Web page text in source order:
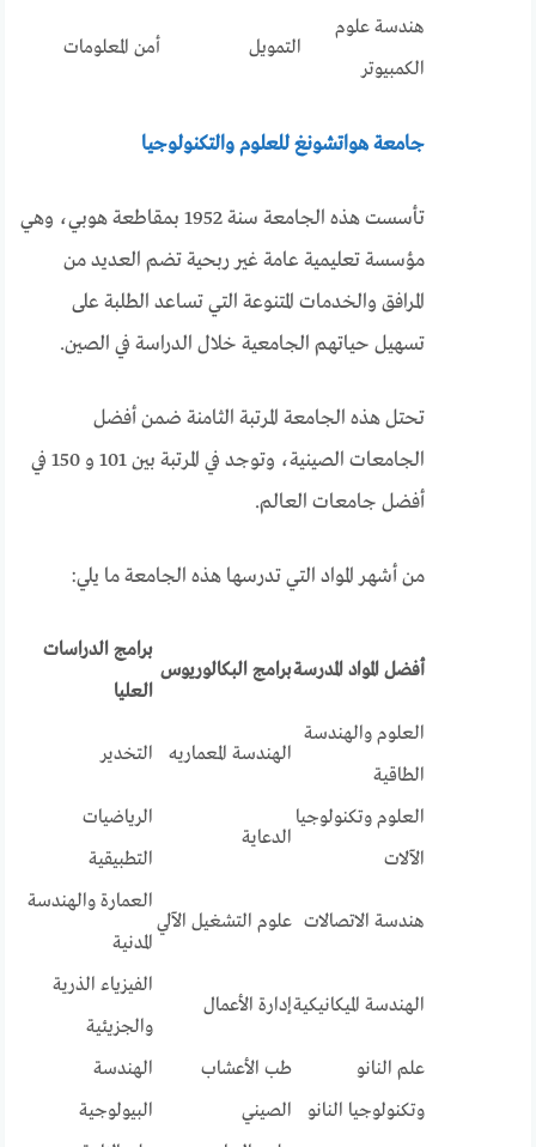
هندسة علوم
الكمبيوتر
التمويل أمن المعلومات
جامعة هواتشونغ للعلوم والتكنولوجيا
تأسست هذه الجامعة سنة 1952 بمقاطعة هوبي، وهي
مؤسسة تعليمية عامة غير ربحية تضم العديد من
المرافق والخدمات المتنوعة التي تساعد الطلبة على
تسهيل حياتهم الجامعية خلال الدراسة في الصين.
تحتل هذه الجامعة المرتبة الثامنة ضمن أفضل
الجامعات الصينية، وتوجد في المرتبة بين 101 و 150 في
أفضل جامعات العالم.
من أشهر المواد التي تدرسها هذه الجامعة ما يلي:
أفضل المواد المدرسةبرامج البكالوريوس
برامج الدراسات
العليا
العلوم والهندسة
الطاقية
الهندسة المعماريه التخدير
العلوم وتكنولوجيا
الآلات
الدعاية
الرياضيات
التطبيقية
هندسة الاتصالات علوم التشغيل الآلي
العمارة والهندسة
المدنية
الهندسة الميكانيكيةإدارة الأعمال
الفيزياء الذرية
والجزيئية
علم النانو
وتكنولوجيا النانو
طب الأعشاب
الصيني
الهندسة
البيولوجية